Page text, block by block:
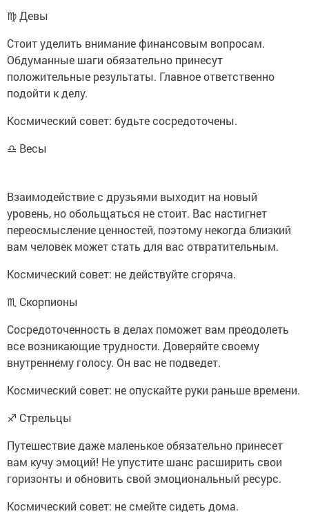
♍ Девы
Стоит уделить внимание финансовым вопросам.
Обдуманные шаги обязательно принесут
положительные результаты. Главное ответственно
подойти к делу.
Космический совет: будьте сосредоточены.
♎ Весы
Взаимодействие с друзьями выходит на новый
уровень, но обольщаться не стоит. Вас настигнет
переосмысление ценностей, поэтому некогда близкий
вам человек может стать для вас отвратительным.
Космический совет: не действуйте сгоряча.
♏ Скорпионы
Сосредоточенность в делах поможет вам преодолеть
все возникающие трудности. Доверяйте своему
внутреннему голосу. Он вас не подведет.
Космический совет: не опускайте руки раньше времени.
♐ Стрельцы
Путешествие даже маленькое обязательно принесет
вам кучу эмоций! Не упустите шанс расширить свои
горизонты и обновить свой эмоциональный ресурс.
Космический совет: не смейте сидеть дома.